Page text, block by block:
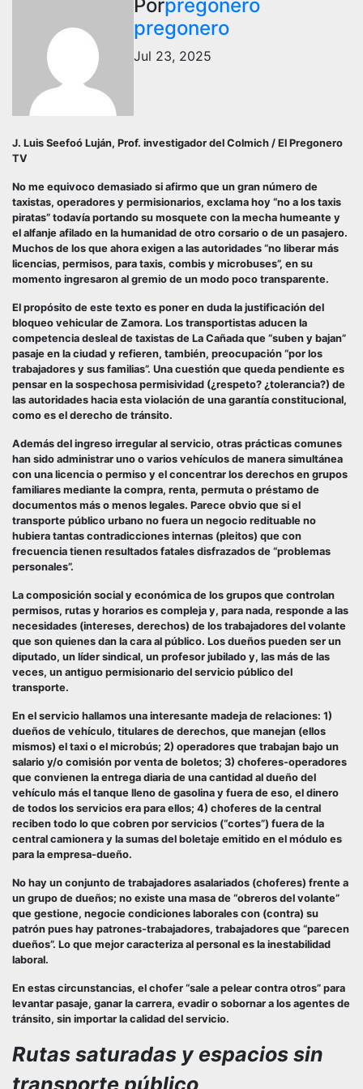
Porpregonero
pregonero
Jul 23, 2025
J. Luis Seefoó Luján, Prof. investigador del Colmich / El Pregonero
TV
No me equivoco demasiado si afirmo que un gran número de
taxistas, operadores y permisionarios, exclama hoy “no a los taxis
piratas” todavía portando su mosquete con la mecha humeante y
el alfanje afilado en la humanidad de otro corsario o de un pasajero.
Muchos de los que ahora exigen a las autoridades “no liberar más
licencias, permisos, para taxis, combis y microbuses”, en su
momento ingresaron al gremio de un modo poco transparente.
El propósito de este texto es poner en duda la justificación del
bloqueo vehicular de Zamora. Los transportistas aducen la
competencia desleal de taxistas de La Cañada que “suben y bajan”
pasaje en la ciudad y refieren, también, preocupación “por los
trabajadores y sus familias”. Una cuestión que queda pendiente es
pensar en la sospechosa permisividad (¿respeto? ¿tolerancia?) de
las autoridades hacia esta violación de una garantía constitucional,
como es el derecho de tránsito.
Además del ingreso irregular al servicio, otras prácticas comunes
han sido administrar uno o varios vehículos de manera simultánea
con una licencia o permiso y el concentrar los derechos en grupos
familiares mediante la compra, renta, permuta o préstamo de
documentos más o menos legales. Parece obvio que si el
transporte público urbano no fuera un negocio redituable no
hubiera tantas contradicciones internas (pleitos) que con
frecuencia tienen resultados fatales disfrazados de “problemas
personales”.
La composición social y económica de los grupos que controlan
permisos, rutas y horarios es compleja y, para nada, responde a las
necesidades (intereses, derechos) de los trabajadores del volante
que son quienes dan la cara al público. Los dueños pueden ser un
diputado, un líder sindical, un profesor jubilado y, las más de las
veces, un antiguo permisionario del servicio público del
transporte.
En el servicio hallamos una interesante madeja de relaciones: 1)
dueños de vehículo, titulares de derechos, que manejan (ellos
mismos) el taxi o el microbús; 2) operadores que trabajan bajo un
salario y/o comisión por venta de boletos; 3) choferes-operadores
que convienen la entrega diaria de una cantidad al dueño del
vehículo más el tanque lleno de gasolina y fuera de eso, el dinero
de todos los servicios era para ellos; 4) choferes de la central
reciben todo lo que cobren por servicios (“cortes”) fuera de la
central camionera y la sumas del boletaje emitido en el módulo es
para la empresa-dueño.
No hay un conjunto de trabajadores asalariados (choferes) frente a
un grupo de dueños; no existe una masa de “obreros del volante”
que gestione, negocie condiciones laborales con (contra) su
patrón pues hay patrones-trabajadores, trabajadores que “parecen
dueños”. Lo que mejor caracteriza al personal es la inestabilidad
laboral.
En estas circunstancias, el chofer “sale a pelear contra otros” para
levantar pasaje, ganar la carrera, evadir o sobornar a los agentes de
tránsito, sin importar la calidad del servicio.
Rutas saturadas y espacios sin
transporte público